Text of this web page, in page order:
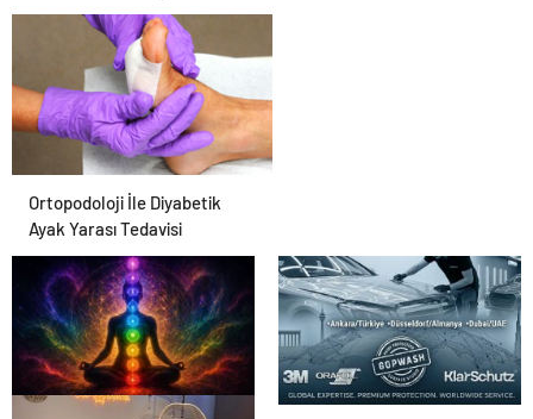
Karar Duruşmasına Çevrildi
Ortopodoloji İle Diyabetik
Ayak Yarası Tedavisi